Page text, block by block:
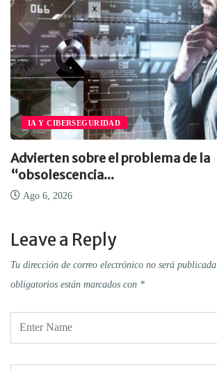
IA Y CIBERSEGURIDAD
Advierten sobre el problema de la
“obsolescencia...
Ago 6, 2026
Leave a Reply
Tu dirección de correo electrónico no será publicada.
obligatorios están marcados con *